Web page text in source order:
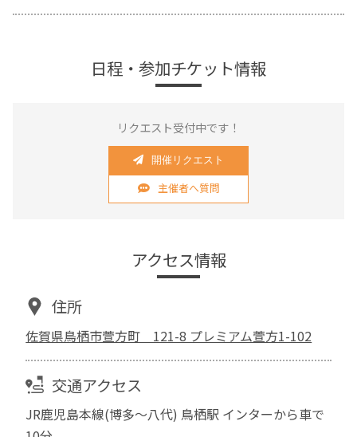
日程・参加チケット情報
リクエスト受付中です！
開催リクエスト
主催者へ質問
アクセス情報
住所
佐賀県鳥栖市萱方町 121-8 プレミアム萱方1-102
交通アクセス
JR鹿児島本線(博多～八代) 鳥栖駅 インターから車で